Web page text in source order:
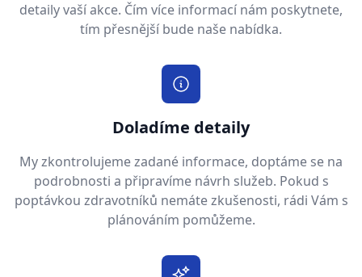
detaily vaší akce. Čím více informací nám poskytnete,
tím přesnější bude naše nabídka.
Doladíme detaily
My zkontrolujeme zadané informace, doptáme se na
podrobnosti a připravíme návrh služeb. Pokud s
poptávkou zdravotníků nemáte zkušenosti, rádi Vám s
plánováním pomůžeme.